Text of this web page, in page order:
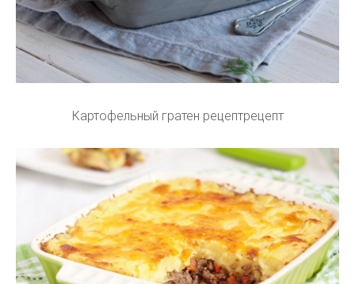
Картофельный гратен рецептрецепт